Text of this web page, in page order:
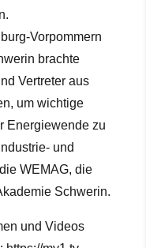
Vorpommern
brachte
Vertreter aus
um wichtige
Energiewende zu
und
WEMAG, die
Schwerin.
und Videos